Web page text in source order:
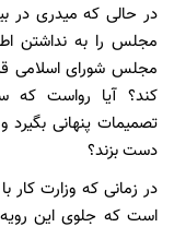
در حالی که میدری در
مجلس را به نداشتن
مجلس شورای اسلامی
کند؟ آیا رواست که
تصمیمات پنهانی
دست بزند؟
در زمانی که وزارت کار
است که جلوی این